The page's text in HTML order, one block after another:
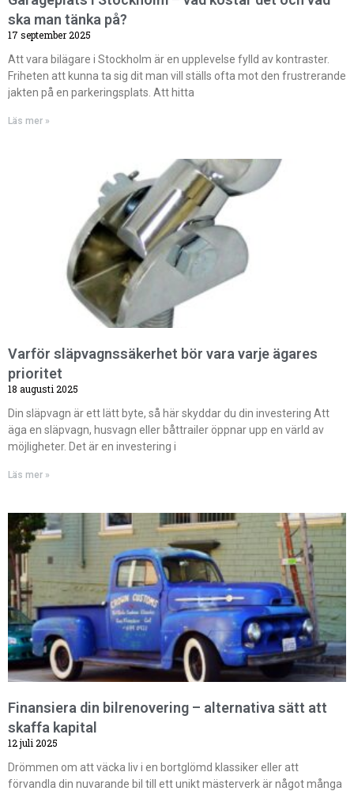
ska man tänka på?
17 september 2025
Att vara bilägare i Stockholm är en upplevelse fylld av kontraster.
Friheten att kunna ta sig dit man vill ställs ofta mot den frustrerande
jakten på en parkeringsplats. Att hitta
Läs mer »
Varför släpvagnssäkerhet bör vara varje ägares
prioritet
18 augusti 2025
Din släpvagn är ett lätt byte, så här skyddar du din investering Att
äga en släpvagn, husvagn eller båttrailer öppnar upp en värld av
möjligheter. Det är en investering i
Läs mer »
Finansiera din bilrenovering – alternativa sätt att
skaffa kapital
12 juli 2025
Drömmen om att väcka liv i en bortglömd klassiker eller att
förvandla din nuvarande bil till ett unikt mästerverk är något många